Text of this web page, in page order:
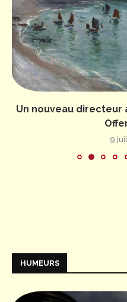
Un nouveau
9
HUMEURS